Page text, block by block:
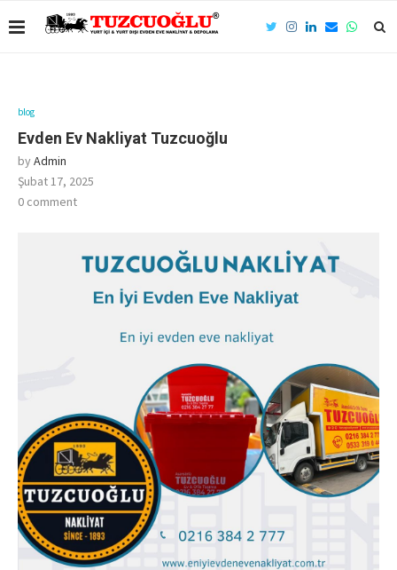
blog
Evden Ev Nakliyat Tuzcuoğlu
byAdmin
Şubat 17, 2025
0 comment